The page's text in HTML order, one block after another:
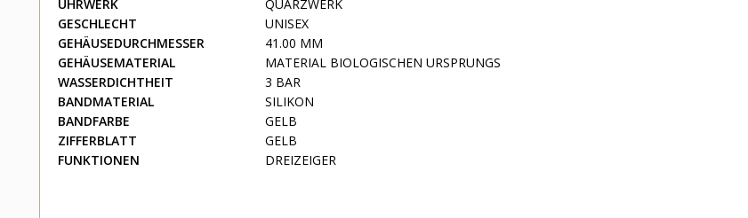
UHRWERK
QUARZWERK
GESCHLECHT
UNISEX
GEHÄUSEDURCHMESSER
41.00 MM
GEHÄUSEMATERIAL
MATERIAL BIOLOGISCHEN URSPRUNGS
WASSERDICHTHEIT
3 BAR
BANDMATERIAL
SILIKON
BANDFARBE
GELB
ZIFFERBLATT
GELB
FUNKTIONEN
DREIZEIGER